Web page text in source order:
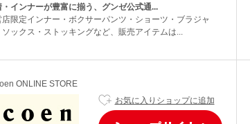
・インナーが豊富に揃う、グンゼ公式通...
店限定インナー・ボクサーパンツ・ショーツ・ブラジャ
ソックス・ストッキングなど、販売アイテムは...
ONLINE STORE
お気に入りショップに追加